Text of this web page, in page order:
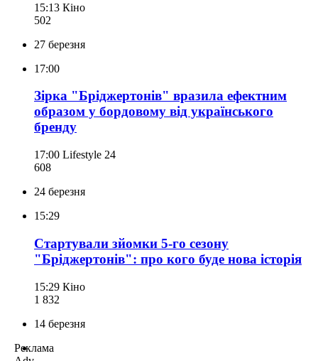
15:13 Кіно
502
27 березня
17:00
Зірка "Бріджертонів" вразила ефектним
образом у бордовому від українського
бренду
17:00 Lifestyle 24
608
24 березня
15:29
Стартували зйомки 5-го сезону
"Бріджертонів": про кого буде нова історія
15:29 Кіно
1 832
14 березня
Реклама